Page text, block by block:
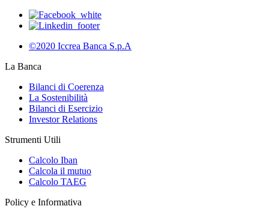
©2020 Iccrea Banca S.p.A
La Banca
Bilanci di Coerenza
La Sostenibilità
Bilanci di Esercizio
Investor Relations
Strumenti Utili
Calcolo Iban
Calcola il mutuo
Calcolo TAEG
Policy e Informativa